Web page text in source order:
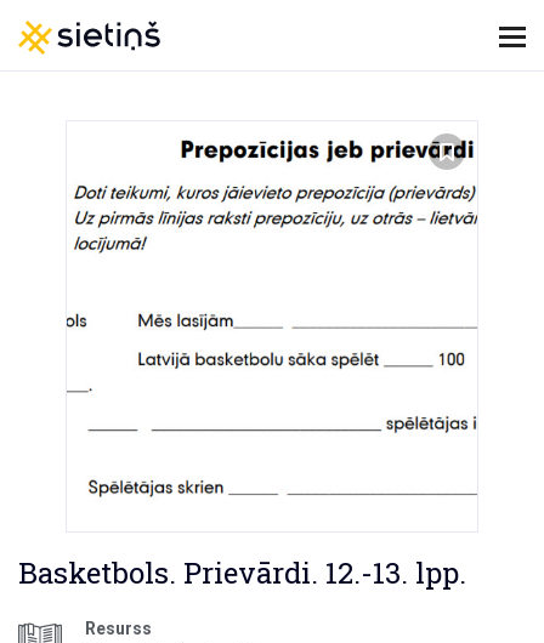
Basketbols. Prievārdi. 12.-13. lpp.
Resurss